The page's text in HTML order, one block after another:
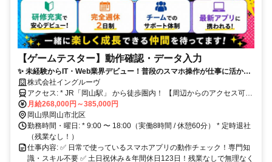
【ゲームテスター】動作確認・データ入力
✨ 未経験からIT・Web業界デビュー！普段のスマホ操作が仕事に活かせ
る ✨ 月収26.8万円〜38.5万円｜土日祝休み＆年間休日123日 ✨ 将来的に
リモートワークも相談OK｜定時退社で残業ゼロ！ ✨ 服装・髪色・ネイ
ル・ひげ自由｜20代〜30代の未経験スタートが多数活躍中
株式会社イングルーヴ
アクセス: * JR「岡山駅」 から徒歩圏内！ 【周辺からのアクセス可能
エリア】 北長瀬駅、庭瀬駅、大元駅、備前西市駅、妹尾駅、法界院
駅、高島駅、東岡山駅など周辺エリアからの通勤にも非常に便利な好
立地です◎
月給268,000円～385,000円
岡山県岡山市北区
勤務時間・曜日: * 9:00 〜 18:00（実働8時間 / 休憩60分） * 定時退社
（残業なし！）
仕事内容: ✅ 日常で使っているスマホアプリの動作チェック！専門知
識・スキル不要 ✅ 土日祝休み＆年間休日123日！残業なしで無理なく